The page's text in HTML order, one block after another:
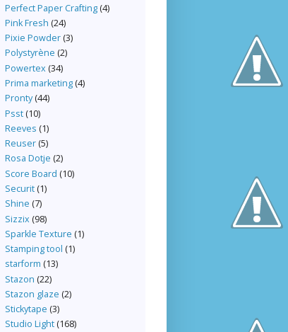
Perfect Paper Crafting (4)
Pink Fresh (24)
Pixie Powder (3)
Polystyrène (2)
Powertex (34)
Prima marketing (4)
Pronty (44)
Psst (10)
Reeves (1)
Reuser (5)
Rosa Dotje (2)
Score Board (10)
Securit (1)
Shine (7)
Sizzix (98)
Sparkle Texture (1)
Stamping tool (1)
starform (13)
Stazon (22)
Stazon glaze (2)
Stickytape (3)
Studio Light (168)